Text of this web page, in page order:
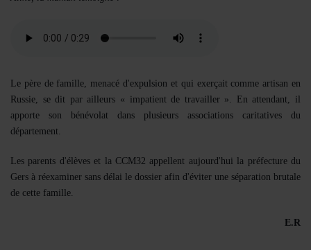
Le père de famille, menacé d'expulsion et qui exerçait comme artisan en
Russie, se dit par ailleurs « impatient de travailler ». En attendant, il
apporte son bénévolat dans plusieurs associations caritatives du
département.
Les parents d'élèves et la CCM32 appellent aujourd'hui la préfecture du
Gers à réexaminer sans délai le dossier afin d'éviter une séparation brutale
de cette famille.
E.R